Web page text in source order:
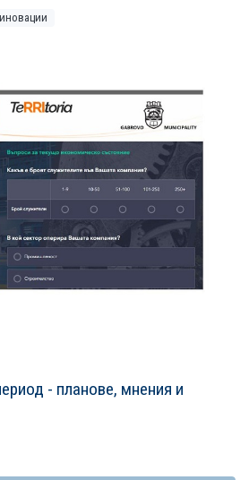
иновации
- планове, мнения и